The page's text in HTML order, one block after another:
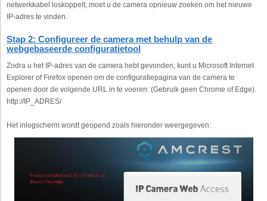
netwerkkabel loskoppelt, moet u de camera opnieuw zoeken om het nieuwe
IP-adres te vinden.
Stap 2: Configureer de camera met behulp van de
webgebaseerde configuratietool
Zodra u het IP-adres van de camera hebt gevonden, kunt u Microsoft Internet
Explorer of Firefox openen om de configuratiepagina van de camera te
openen door de volgende URL in te voeren: (Gebruik geen Chrome of Edge).
http://IP_ADRES/
Het inlogscherm wordt geopend zoals hieronder weergegeven: